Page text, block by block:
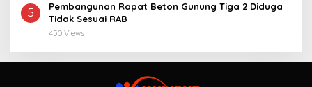
5
Pembangunan Rapat Beton Gunung Tiga 2 Diduga
Tidak Sesuai RAB
450 Views